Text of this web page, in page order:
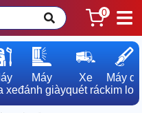
0
xe
Máy
đánh giày
Xe
quét rác
Máy dò
kim loại